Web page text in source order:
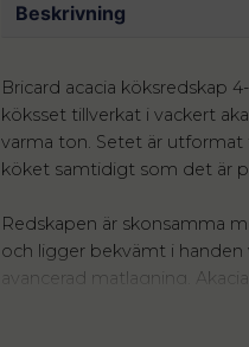
Beskrivning
Bricard acacia köksredskap
köksset tillverkat i vackert
varma ton. Setet är
köket samtidigt som det är
Redskapen är skonsamma
och ligger bekvämt i
avancerad matlagning.
unikt, vilket ger en levande